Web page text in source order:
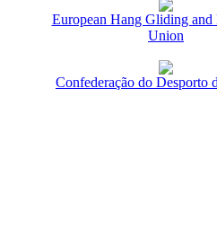
European Hang Gliding and
Union
Confederação do Desporto